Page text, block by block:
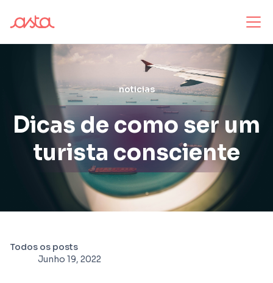
noticias
Dicas de como ser um
turista consciente
Todos os posts
Junho 19, 2022